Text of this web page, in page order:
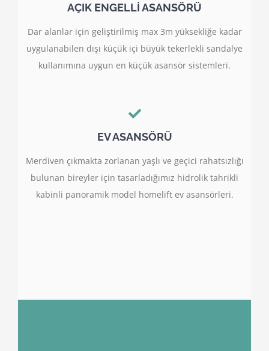
AÇIK ENGELLİ ASANSÖRÜ
Dar alanlar için geliştirilmiş max 3m yüksekliğe kadar
uygulanabilen dışı küçük içi büyük tekerlekli sandalye
kullanımına uygun en küçük asansör sistemleri.
EV ASANSÖRÜ
Merdiven çıkmakta zorlanan yaşlı ve geçici rahatsızlığı
bulunan bireyler için tasarladığımız hidrolik tahrikli
kabinli panoramik model homelift ev asansörleri.